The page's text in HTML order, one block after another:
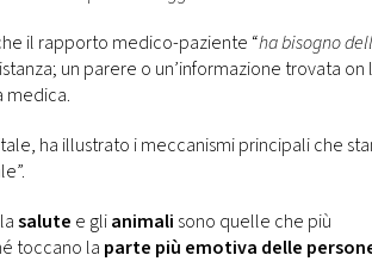
il rapporto medico-paziente “ha bisogno
un parere o un’informazione trovata on
medica.
ha illustrato i meccanismi principali che
salute e glianimali sono quelle che più
toccano la parte più emotiva delle